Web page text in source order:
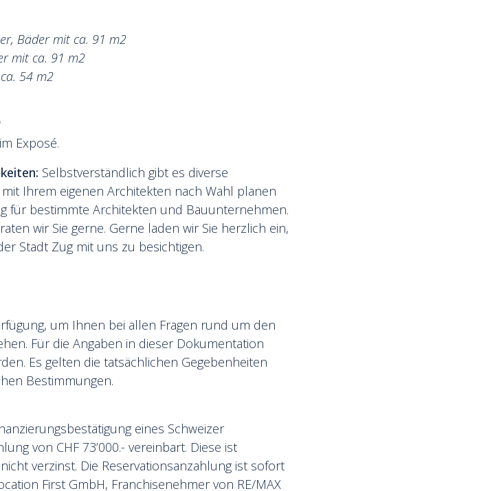
Bäder mit ca. 91 m2
mit ca. 91 m2
54 m2
Exposé.
Selbstverständlich gibt es diverse
Ihrem eigenen Architekten nach Wahl planen
für bestimmte Architekten und Bauunternehmen.
wir Sie gerne. Gerne laden wir Sie herzlich ein,
Stadt Zug mit uns zu besichtigen.
um Ihnen bei allen Fragen rund um den
Für die Angaben in dieser Dokumentation
Es gelten die tatsächlichen Gegebenheiten
Bestimmungen.
eines Schweizer
von CHF 73’000.- vereinbart. Diese ist
verzinst. Die Reservationsanzahlung ist sofort
First GmbH, Franchisenehmer von RE/MAX